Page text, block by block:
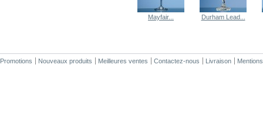
Mayfair... Durham Lead...
Promotions Nouveaux produits Meilleures ventes Contactez-nous Livraison